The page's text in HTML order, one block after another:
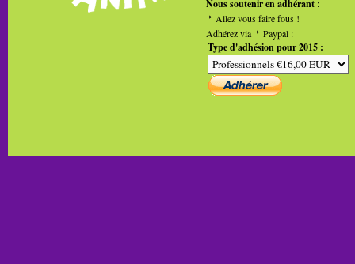
Nous soutenir en adhérant :
Allez vous faire fous !
Adhérez via
Paypal :
Type d'adhésion pour 2015 :